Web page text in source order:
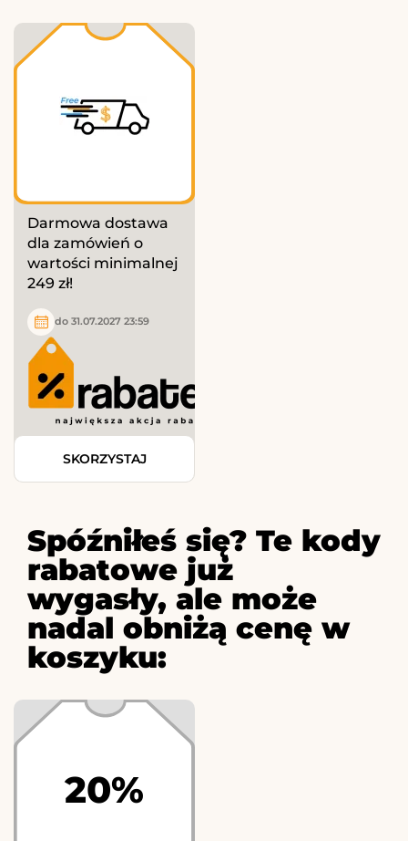
Darmowa dostawa
dla zamówień o
wartości minimalnej
249 zł!
do 31.07.2027 23:59
SKORZYSTAJ
Spóźniłeś się? Te kody
rabatowe już
wygasły, ale może
nadal obniżą cenę w
koszyku:
20%